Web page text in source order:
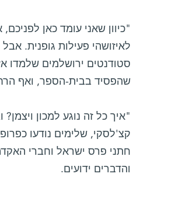
"כיוון שאני עומד כאן
לאיזושהי פעילות גופנית.
סטודנטים ירושלמים שלמדו
שהפסיד בבית-הספר, ואף
"איך כל זה נוגע למכון
קצ'לסקי, שלימים נודעו
חתני פרס ישראל וחברי
והדברים ידועים.